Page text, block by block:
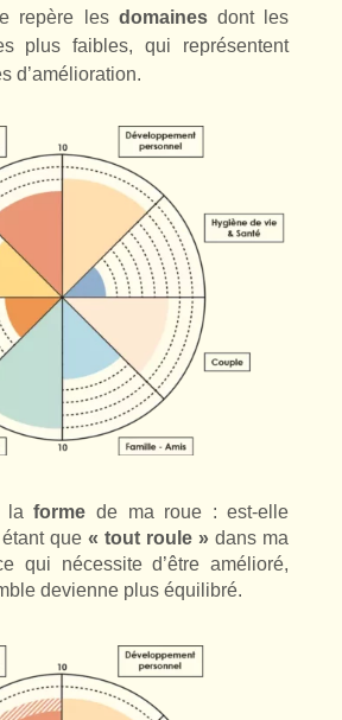
repère les domainesdont les
plus faibles, qui représentent
d’amélioration.
laforme de ma roue : est-elle
que« tout roule » dans ma
qui nécessite d’être amélioré,
devienne plus équilibré.